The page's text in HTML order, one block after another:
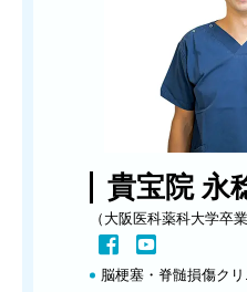
貴宝院 永
（大阪医科薬科大学卒業
脳梗塞・脊髄損傷ク